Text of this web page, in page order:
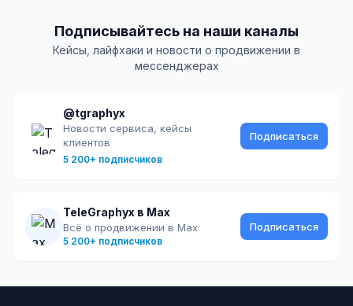
Подписывайтесь на наши каналы
Кейсы, лайфхаки и новости о продвижении в
мессенджерах
@tgraphyx
Новости сервиса, кейсы
клиентов
5 200+ подписчиков
Подписаться
TeleGraphyx в Max
Всё о продвижении в Max
5 200+ подписчиков
Подписаться